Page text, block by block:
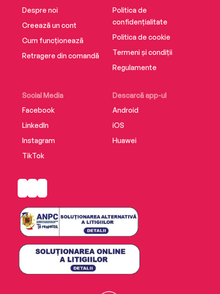
Despre noi
Creează un cont
Cum funcționează
Retragere din comandă
Social Media
Facebook
LinkedIn
Instagram
TikTok
Descarcă app-ul
Android
iOS
Huawei
Politica de
confidențialitate
Politica de cookie
Termeni și condiții
Regulamente